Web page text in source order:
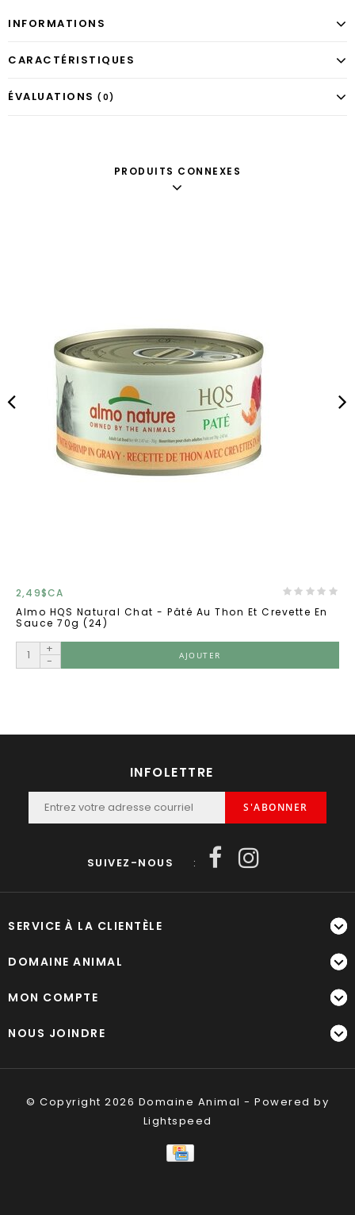
INFORMATIONS
CARACTÉRISTIQUES
ÉVALUATIONS (0)
PRODUITS CONNEXES
2,49$CA
Almo HQS Natural Chat - Pâté Au Thon Et Crevette En
Sauce 70g (24)
+
-
AJOUTER
INFOLETTRE
S'ABONNER
SUIVEZ-NOUS :
SERVICE À LA CLIENTÈLE
DOMAINE ANIMAL
MON COMPTE
NOUS JOINDRE
© Copyright 2026 Domaine Animal - Powered by
Lightspeed